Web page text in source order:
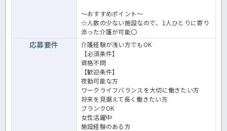
～おすすめポイント～
☆人数の少ない施設なので、1人ひとりに寄り
添った介護が可能〇
応募要件
介護経験が浅い方でもOK
【必須条件】
資格不問
【歓迎条件】
夜勤可能な方
ワークライフバランスを大切に働きたい方
将来を見据えて長く働きたい方
ブランクOK
女性活躍中
施設経験のある方